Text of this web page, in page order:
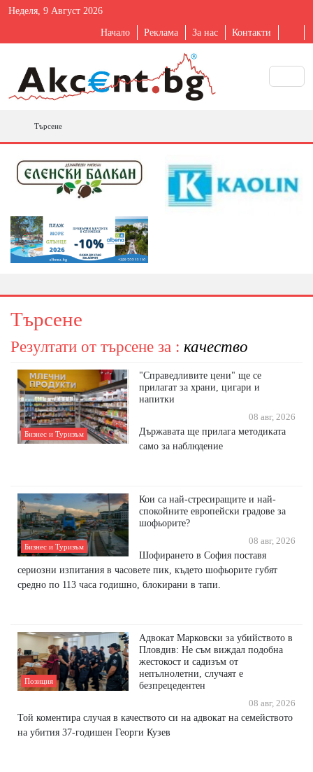
Неделя, 9 Август 2026
Начало Реклама За нас Контакти
Търсене
Търсене
Резултати от търсене за : качество
Бизнес и Туризъм
"Справедливите цени" ще се
прилагат за храни, цигари и
напитки
08 авг, 2026
Държавата ще прилага методиката
само за наблюдение
Бизнес и Туризъм
Кои са най-стресиращите и най-
спокойните европейски градове за
шофьорите?
08 авг, 2026
Шофирането в София поставя
сериозни изпитания в часовете пик, където шофьорите губят
средно по 113 часа годишно, блокирани в тапи.
Позиция
Адвокат Марковски за убийството в
Пловдив: Не съм виждал подобна
жестокост и садизъм от
непълнолетни, случаят е
безпрецедентен
08 авг, 2026
Той коментира случая в качеството си на адвокат на семейството
на убития 37-годишен Георги Кузев